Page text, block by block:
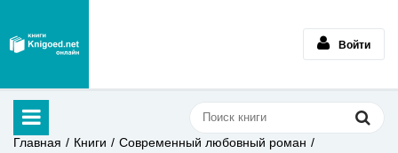
Войти
Главная Книги
Современный любовный роман